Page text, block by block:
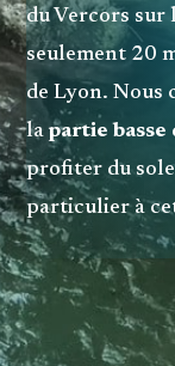
du Vercors sur
seulement 20
de Lyon. Nous
lapartie basse
profiter du
particulier à